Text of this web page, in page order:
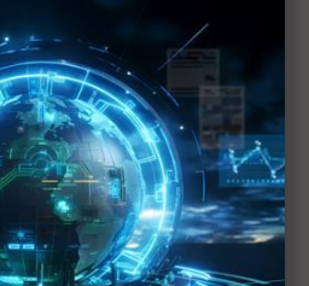
議收緊汽車進口規則
酷寒邊界車業迎來小額續命
高油價恐難持續
田成關鍵風向球、三星電機